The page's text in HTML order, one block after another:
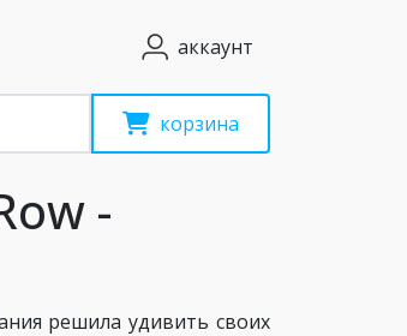
аккаунт
корзина
-
решила удивить своих